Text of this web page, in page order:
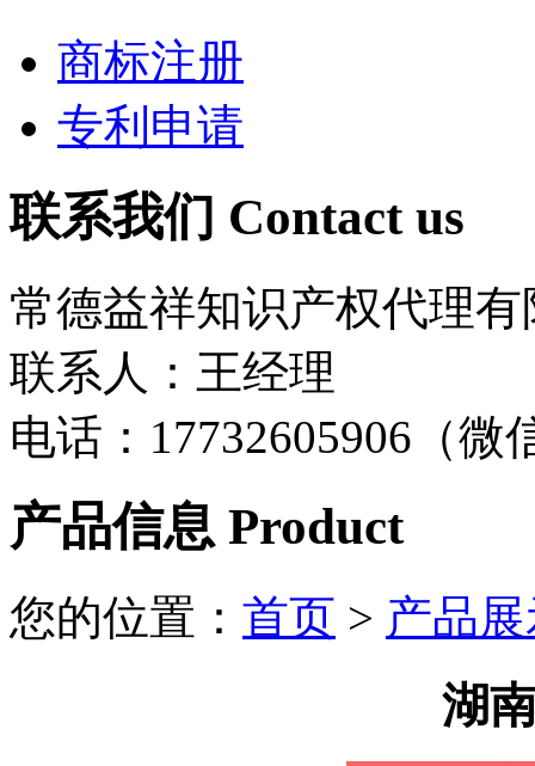
商标注册
专利申请
联系我们 Contact us
常德益祥知识产权代理有
联系人：王经理
电话：17732605906（微
产品信息 Product
您的位置： 首页 > 产品
湖